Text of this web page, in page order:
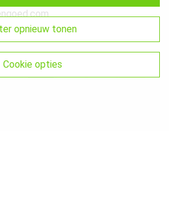
opnieuw tonen
cookie opties